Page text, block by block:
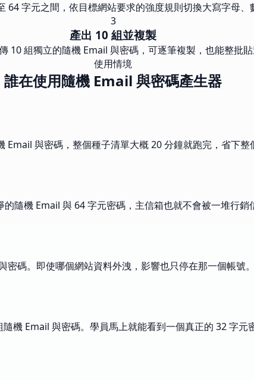
64 字元之間，依目標網站要求的強度規則切換大寫字母、
3
產出 10 組並複製
10 組獨立的隨機 Email 與密碼，可逐筆複製，也能整批貼
使用情境
誰在使用隨機 Email 與密碼產生器
與密碼，整個種子清單大概 20 分鐘就跑完，省下整
隨機 Email 與 64 字元密碼，主信箱也就不會被一堆行銷
碼。即使哪個網站資料外洩，影響也只停在那一個帳號。
Email 與密碼。學員馬上就能看到一個真正的 32 字元